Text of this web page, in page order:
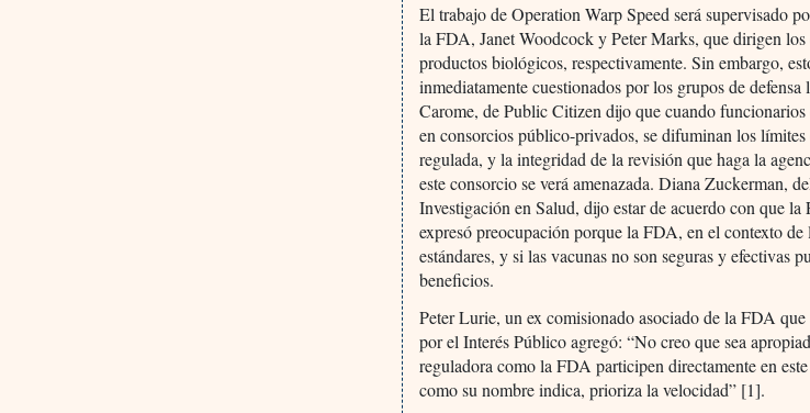
El trabajo de Operation Warp Speed será supervisado
la FDA, Janet Woodcock y Peter Marks, que dirigen
productos biológicos, respectivamente. Sin embargo,
inmediatamente cuestionados por los grupos de
Carome, de Public Citizen dijo que cuando
en consorcios público-privados, se difuminan los
regulada, y la integridad de la revisión que haga la
este consorcio se verá amenazada. Diana Zuckerman,
Investigación en Salud, dijo estar de acuerdo con que la
expresó preocupación porque la FDA, en el contexto de
estándares, y si las vacunas no son seguras y efectivas
beneficios.
Peter Lurie, un ex comisionado asociado de la FDA
por el Interés Público agregó: “No creo que sea
reguladora como la FDA participen directamente en
como su nombre indica, prioriza la velocidad” [1].